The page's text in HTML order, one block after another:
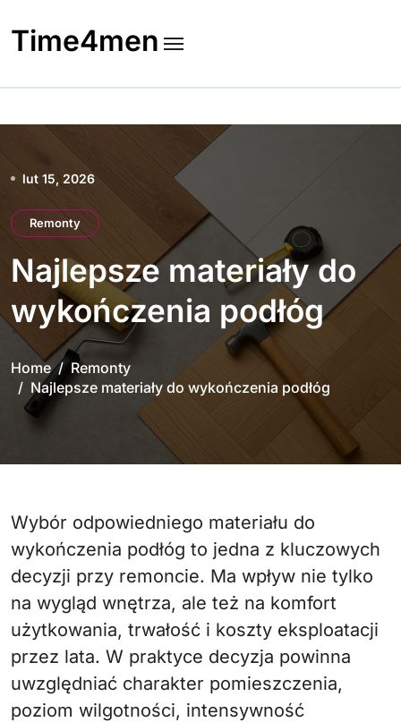
to
content
Time4men
lut 15, 2026
Remonty
Najlepsze materiały do
wykończenia podłóg
Home
Remonty
Najlepsze materiały do wykończenia podłóg
Wybór odpowiedniego materiału do
wykończenia podłóg to jedna z kluczowych
decyzji przy remoncie. Ma wpływ nie tylko
na wygląd wnętrza, ale też na komfort
użytkowania, trwałość i koszty eksploatacji
przez lata. W praktyce decyzja powinna
uwzględniać charakter pomieszczenia,
poziom wilgotności, intensywność